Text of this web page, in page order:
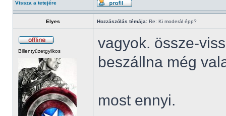
Vissza a tetejére
Elyes Hozzászólás témája: Re: Ki moderál épp?
Billentyűzetgyilkos
vagyok. össze-
beszállna még
most ennyi.